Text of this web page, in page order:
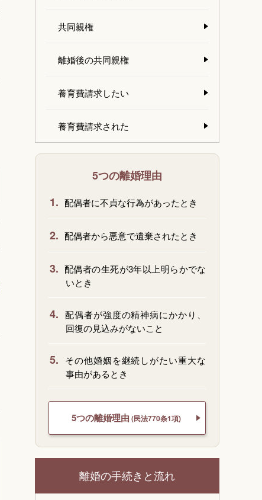
共同親権
離婚後の共同親権
養育費請求したい
養育費請求された
5つの離婚理由
1. 配偶者に不貞な行為があったとき
2. 配偶者から悪意で遺棄されたとき
3. 配偶者の生死が3年以上明らかでな
いとき
4. 配偶者が強度の精神病にかかり、
回復の見込みがないこと
5.
その他婚姻を継続しがたい重大な
事由があるとき
5つの離婚理由 (民法770条1項)
離婚の手続きと流れ